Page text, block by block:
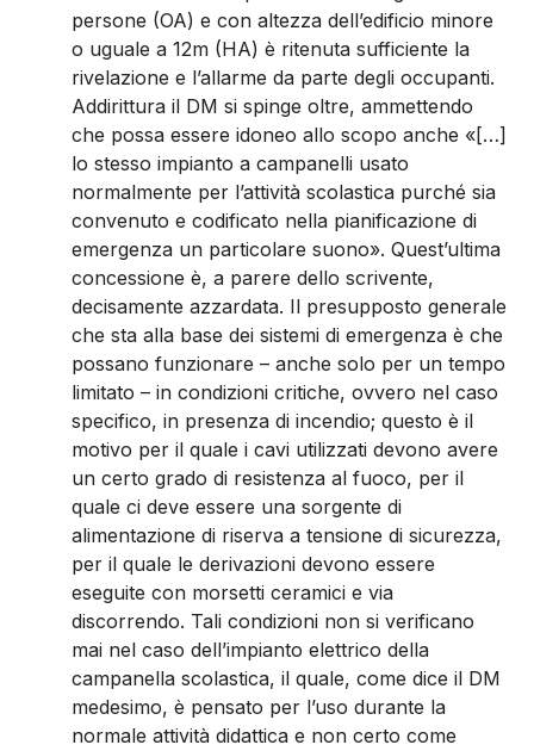
persone (OA) e con altezza dell’edificio minore
o uguale a 12m (HA) è ritenuta sufficiente la
rivelazione e l’allarme da parte degli occupanti.
Addirittura il DM si spinge oltre, ammettendo
che possa essere idoneo allo scopo anche «[…]
lo stesso impianto a campanelli usato
normalmente per l’attività scolastica purché sia
convenuto e codificato nella pianificazione di
emergenza un particolare suono». Quest’ultima
concessione è, a parere dello scrivente,
decisamente azzardata. Il presupposto generale
che sta alla base dei sistemi di emergenza è che
possano funzionare – anche solo per un tempo
limitato – in condizioni critiche, ovvero nel caso
specifico, in presenza di incendio; questo è il
motivo per il quale i cavi utilizzati devono avere
un certo grado di resistenza al fuoco, per il
quale ci deve essere una sorgente di
alimentazione di riserva a tensione di sicurezza,
per il quale le derivazioni devono essere
eseguite con morsetti ceramici e via
discorrendo. Tali condizioni non si verificano
mai nel caso dell’impianto elettrico della
campanella scolastica, il quale, come dice il DM
medesimo, è pensato per l’uso durante la
normale attività didattica e non certo come